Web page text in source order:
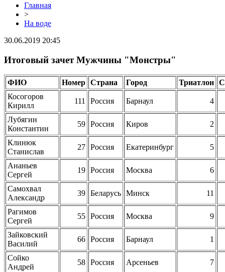
Главная
>
На воде
30.06.2019 20:45
Итоговый зачет Мужчины "Монстры"
ФИО Номер Страна Город Триатлон
Косогоров
Кирилл
111 Россия Барнаул 4
Лубягин
Константин
59 Россия Киров 2
Клинюк
Станислав
27 Россия Екатеринбург 5
Ананьев
Сергей
19 Россия Москва 6
Самохвал
Александр
39 Беларусь Минск 11
Рагимов
Сергей
55 Россия Москва 9
Зайковский
Василий
66 Россия Барнаул 1
Сойко
Андрей
58 Россия Арсеньев 7